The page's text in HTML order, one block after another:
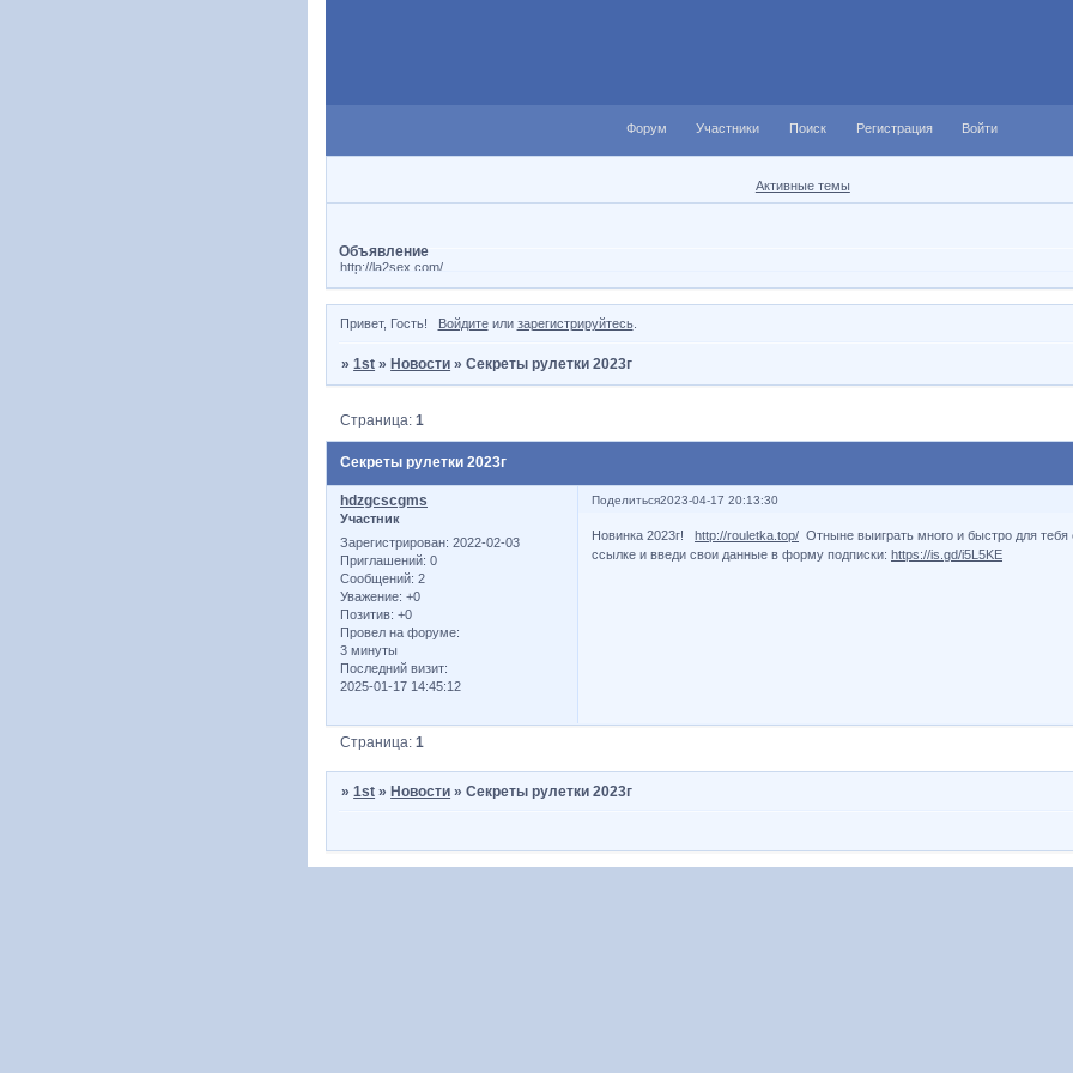
Форум Участники Поиск Регистрация Войти
Активные темы
Объявление
http://la2sex.com/
Привет, Гость! Войдитеили зарегистрируйтесь.
»1st » Новости »Секреты рулетки 2023г
Секреты рулетки 2023г
Страница:1
Поделиться2023-04-17 20:13:30
hdzgcscgms
Участник
Зарегистрирован: 2022-02-03
Приглашений: 0
Сообщений: 2
Уважение: +0
Позитив: +0
Провел на форуме:
3 минуты
Последний визит:
2025-01-17 14:45:12
Новинка 2023г!http://rouletka.top/ Отныне выиграть много и быстро для тебя
ссылке и введи свои данные в форму подписки:https://is.gd/i5L5KE
Страница:1
»1st » Новости »Секреты рулетки 2023г